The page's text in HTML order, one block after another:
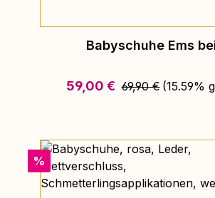
Babyschuhe Ems
Verkaufspreis:
59,00 € Regulärer Preis:
69,90 € (15.59%
Rabatt
%